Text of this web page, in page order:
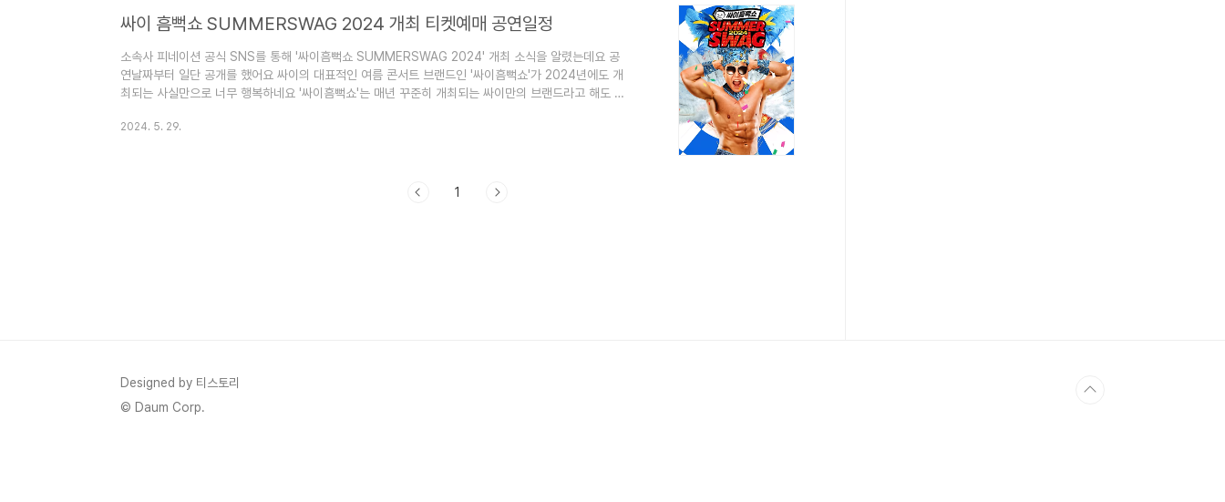
싸이 흠뻑쇼 SUMMERSWAG 2024 개최 티켓예매 공연일정
소속사 피네이션 공식 SNS를 통해 '싸이흠뻑쇼 SUMMERSWAG 2024' 개최 소식을 알렸는데요 공
연날짜부터 일단 공개를 했어요 싸이의 대표적인 여름 콘서트 브랜드인 '싸이흠뻑쇼'가 2024년에도 개
최되는 사실만으로 너무 행복하네요 '싸이흠뻑쇼'는 매년 꾸준히 개최되는 싸이만의 브랜드라고 해도 과
보겠습니다. 1. 싸이 흠뻑쇼 SUMMERSWAG 2024 공연 예매하기 싸이 흠뼉쇼 SUMMER SWAG
2024. 5. 29.
1
Designed by 티스토리
© Daum Corp.